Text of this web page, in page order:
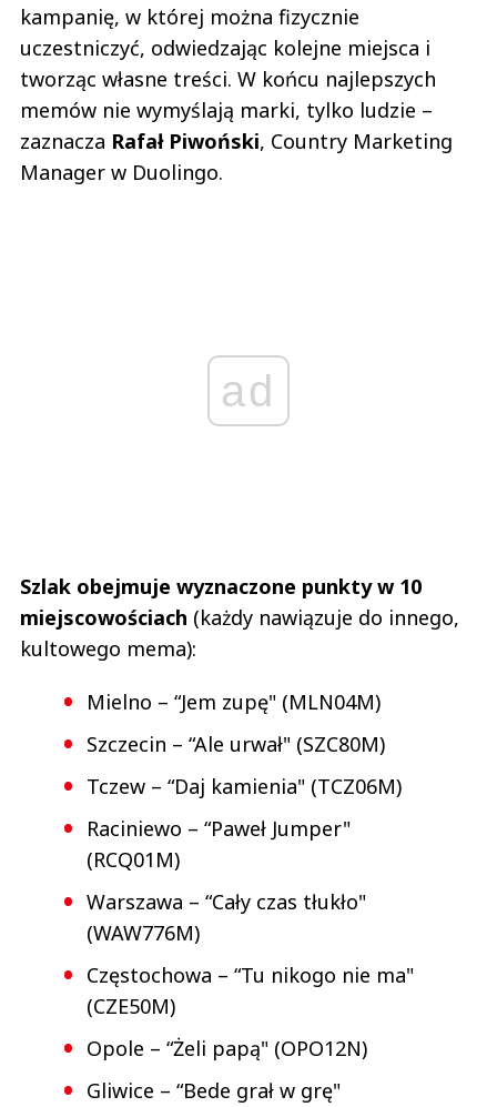
kampanię, w której można fizycznie
uczestniczyć, odwiedzając kolejne miejsca i
tworząc własne treści. W końcu najlepszych
memów nie wymyślają marki, tylko ludzie –
zaznacza Rafał Piwoński, Country Marketing
Manager w Duolingo.
ad
Szlak obejmuje wyznaczone punkty w 10
miejscowościach (każdy nawiązuje do innego,
kultowego mema):
Mielno – “Jem zupę" (MLN04M)
Szczecin – “Ale urwał" (SZC80M)
Tczew – “Daj kamienia" (TCZ06M)
Raciniewo – “Paweł Jumper"
(RCQ01M)
Warszawa – “Cały czas tłukło"
(WAW776M)
Częstochowa – “Tu nikogo nie ma"
(CZE50M)
Opole – “Żeli papą" (OPO12N)
Gliwice – “Bede grał w grę"